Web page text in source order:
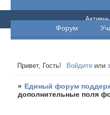
Единый
Форум
Привет, Гость! Войдите или
» Единый форум
дополнительные поля